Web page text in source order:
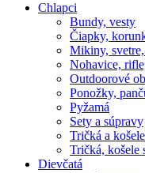
Chlapci
Bundy, vesty
Čiapky,
Mikiny,
Nohavice,
Outdoorové
Ponožky,
Pyžamá
Sety a súpravy
Tričká a
Tričká, košele
Dievčatá